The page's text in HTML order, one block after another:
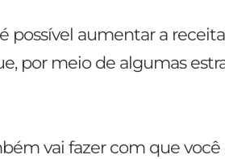
possível aumentar a
por meio de algumas
vai fazer com que